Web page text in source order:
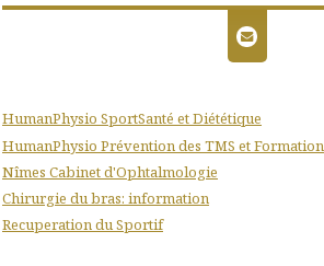
HumanPhysio SportSanté et Diététique
HumanPhysio Prévention des TMS et Formation
Nîmes Cabinet d'Ophtalmologie
Chirurgie du bras: information
Recuperation du Sportif